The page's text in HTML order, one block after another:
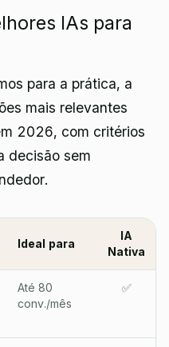
IAs para
para a prática, a
mais relevantes
2026, com critérios
decisão sem
Ideal para
IA
Nativa
Até 80
conv./mês
✅